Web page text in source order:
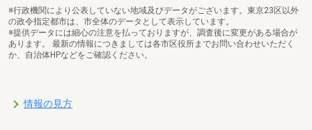
※行政機関により公表していない地域及びデータがございます。東京23区以外
の政令指定都市は、市全体のデータとして表示しています。
※提供データには細心の注意を払っておりますが、調査後に変更がある場合が
あります。 最新の情報につきましては各市区役所までお問い合わせいただく
か、自治体HPなどをご確認ください。
情報の見方